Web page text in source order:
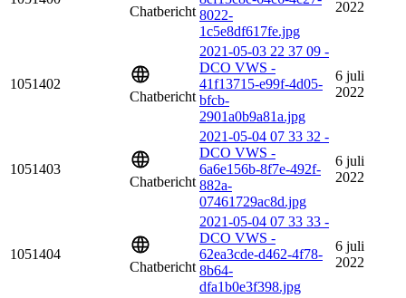
Chatbericht 8022-
1c5e8df617fe.jpg
2022
1051402
Chatbericht
2021-05-03 22 37 09 -
DCO VWS -
41f13715-e99f-4d05-
bfcb-
2901a0b9a81a.jpg
6 juli
2022
1051403
Chatbericht
2021-05-04 07 33 32 -
DCO VWS -
6a6e156b-8f7e-492f-
882a-
07461729ac8d.jpg
6 juli
2022
1051404
Chatbericht
2021-05-04 07 33 33 -
DCO VWS -
62ea3cde-d462-4f78-
8b64-
dfa1b0e3f398.jpg
6 juli
2022